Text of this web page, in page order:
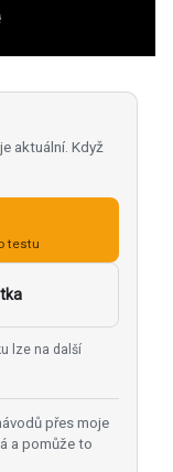
aktuální. Když
testu
lze na další
přes moje
a pomůže to